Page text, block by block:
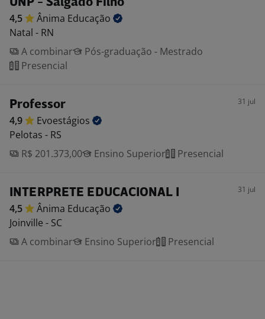
UNP - Salgado Filho
4,5 Ânima Educação
Natal - RN
A combinar
Pós-graduação - Mestrado
Presencial
Professor 31 jul
4,9
Evoestágios
Pelotas - RS
R$ 201.373,00
Ensino Superior Presencial
INTERPRETE EDUCACIONAL I 31 jul
4,5 Ânima Educação
Joinville - SC
A combinar
Ensino Superior Presencial